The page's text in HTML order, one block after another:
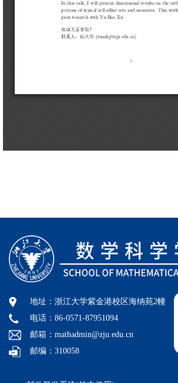
地址：浙江大学紫金港校区海纳苑2幢
电话：86-0571-87951094
邮箱：mathadmin@zju.edu.cn
邮编：310058